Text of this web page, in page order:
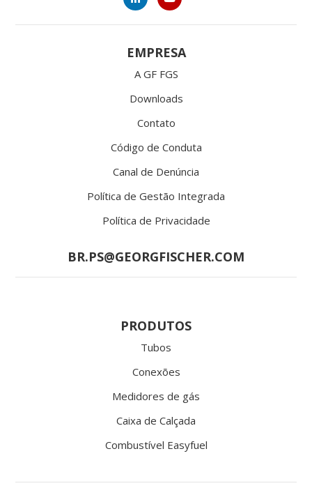
EMPRESA
A GF FGS
Downloads
Contato
Código de Conduta
Canal de Denúncia
Política de Gestão Integrada
Política de Privacidade
BR.PS@GEORGFISCHER.COM
PRODUTOS
Tubos
Conexões
Medidores de gás
Caixa de Calçada
Combustível Easyfuel